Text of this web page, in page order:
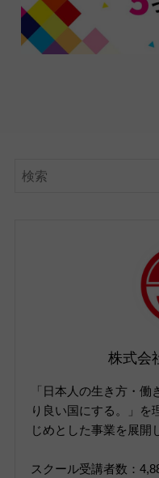
株式会
「日本人の生き方・
り良い国にする。」を
じめとした事業を展開
スクール受講者数：